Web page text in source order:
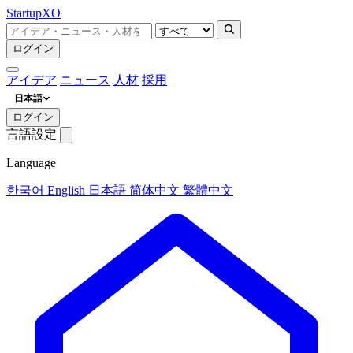
StartupXO
ログイン
アイデア ニュース 人材 採用
日本語
ログイン
言語設定
Language
한국어 English 日本語 简体中文 繁體中文